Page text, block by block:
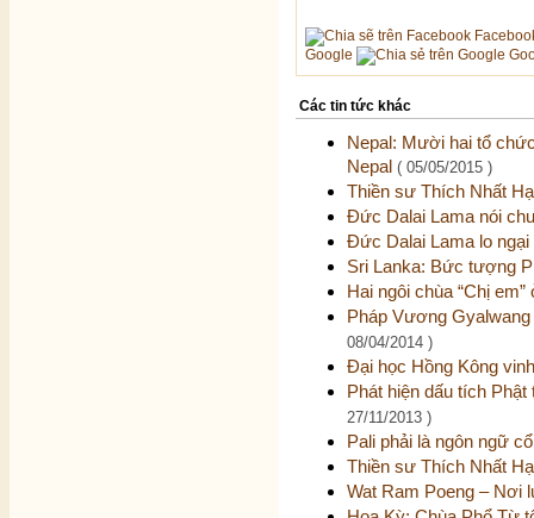
Google
Các tin tức khác
Nepal: Mười hai tổ
Nepal ( 05/05/2015 )
Thiền sư Thích Nhất
Đức Dalai Lama nói
Đức Dalai Lama lo
Sri Lanka: Bức tượng
Hai ngôi chùa “Chị
Pháp Vương
08/04/2014 )
Đại học Hồng Kông
Phát hiện dấu tích
27/11/2013 )
Pali phải là ngôn ngữ
Thiền sư Thích Nhất
Wat Ram Poeng – Nơi